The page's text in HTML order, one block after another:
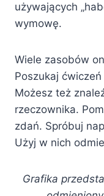
używających
wymowę.
Wiele zasobów
Poszukaj ćwiczeń
Możesz też
rzeczownika.
zdań. Spróbuj
Użyj w nich
Grafika